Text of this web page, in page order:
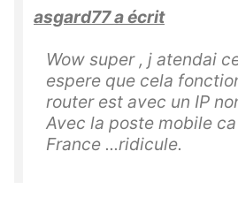
asgard77 a écrit
Wow super , j atendai
espere que cela
router est avec un IP
Avec la poste mobile
France ...ridicule.